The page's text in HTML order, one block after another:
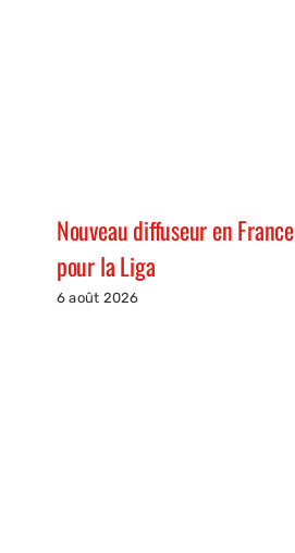
Nouveau diffuseur en France
pour la Liga
6 août 2026